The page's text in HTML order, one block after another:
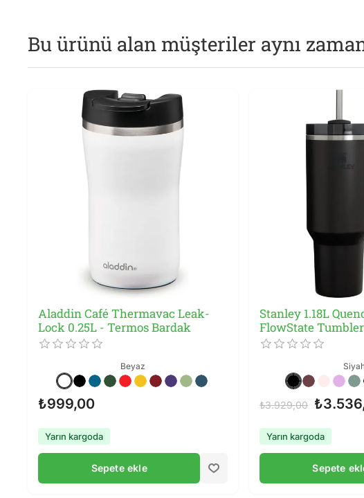
Bu ürünü alan müşteriler aynı
Aladdin Café Thermavac Leak-
Lock 0.25L - Termos Bardak
Beyaz
₺999,00
Yarın kargoda
Sepete ekle
Stanley 1.18L
FlowState
Bardak
₺3.929,00
Yarın kargoda
Sepete